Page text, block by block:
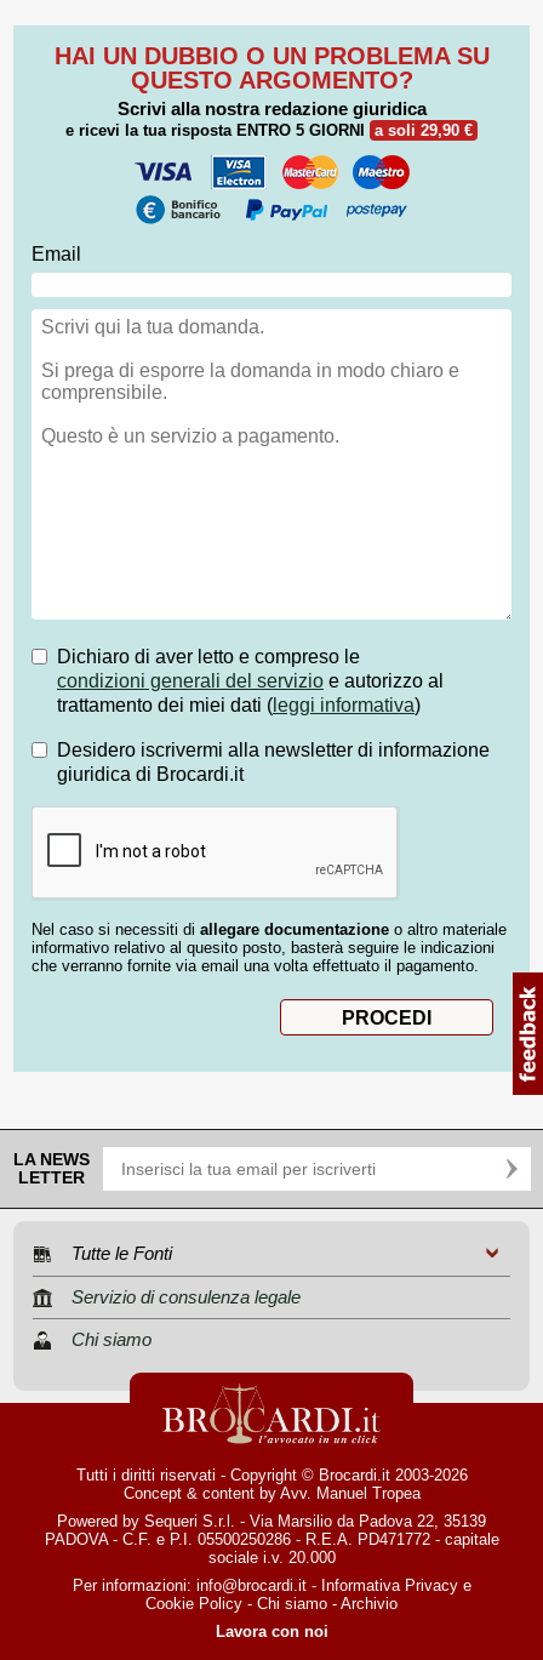
HAI UN DUBBIO O UN PROBLEMA SU
QUESTO ARGOMENTO?
Scrivi alla nostra redazione giuridica
e ricevi la tua risposta ENTRO 5 GIORNI a soli 29,90 €
Email
Dichiaro di aver letto e compreso le
condizioni generali del servizio e autorizzo al
trattamento dei miei dati ( leggi informativa)
Desidero iscrivermi alla newsletter di informazione
giuridica di Brocardi.it
Nel caso si necessiti di allegare documentazione o altro materiale
informativo relativo al quesito posto, basterà seguire le indicazioni
che verranno fornite via email una volta effettuato il pagamento.
LA NEWS
LETTER
Tutte le Fonti
Servizio di consulenza legale
Chi siamo
Tutti i diritti riservati - Copyright © Brocardi.it 2003-2026
Concept & content by Avv. Manuel Tropea
Powered by Sequeri S.r.l. - Via Marsilio da Padova 22, 35139
PADOVA - C.F. e P.I. 05500250286 - R.E.A. PD471772 - capitale
sociale i.v. 20.000
Per informazioni: info@brocardi.it- Informativa Privacye
Cookie Policy - Chi siamo - Archivio
Lavora con noi